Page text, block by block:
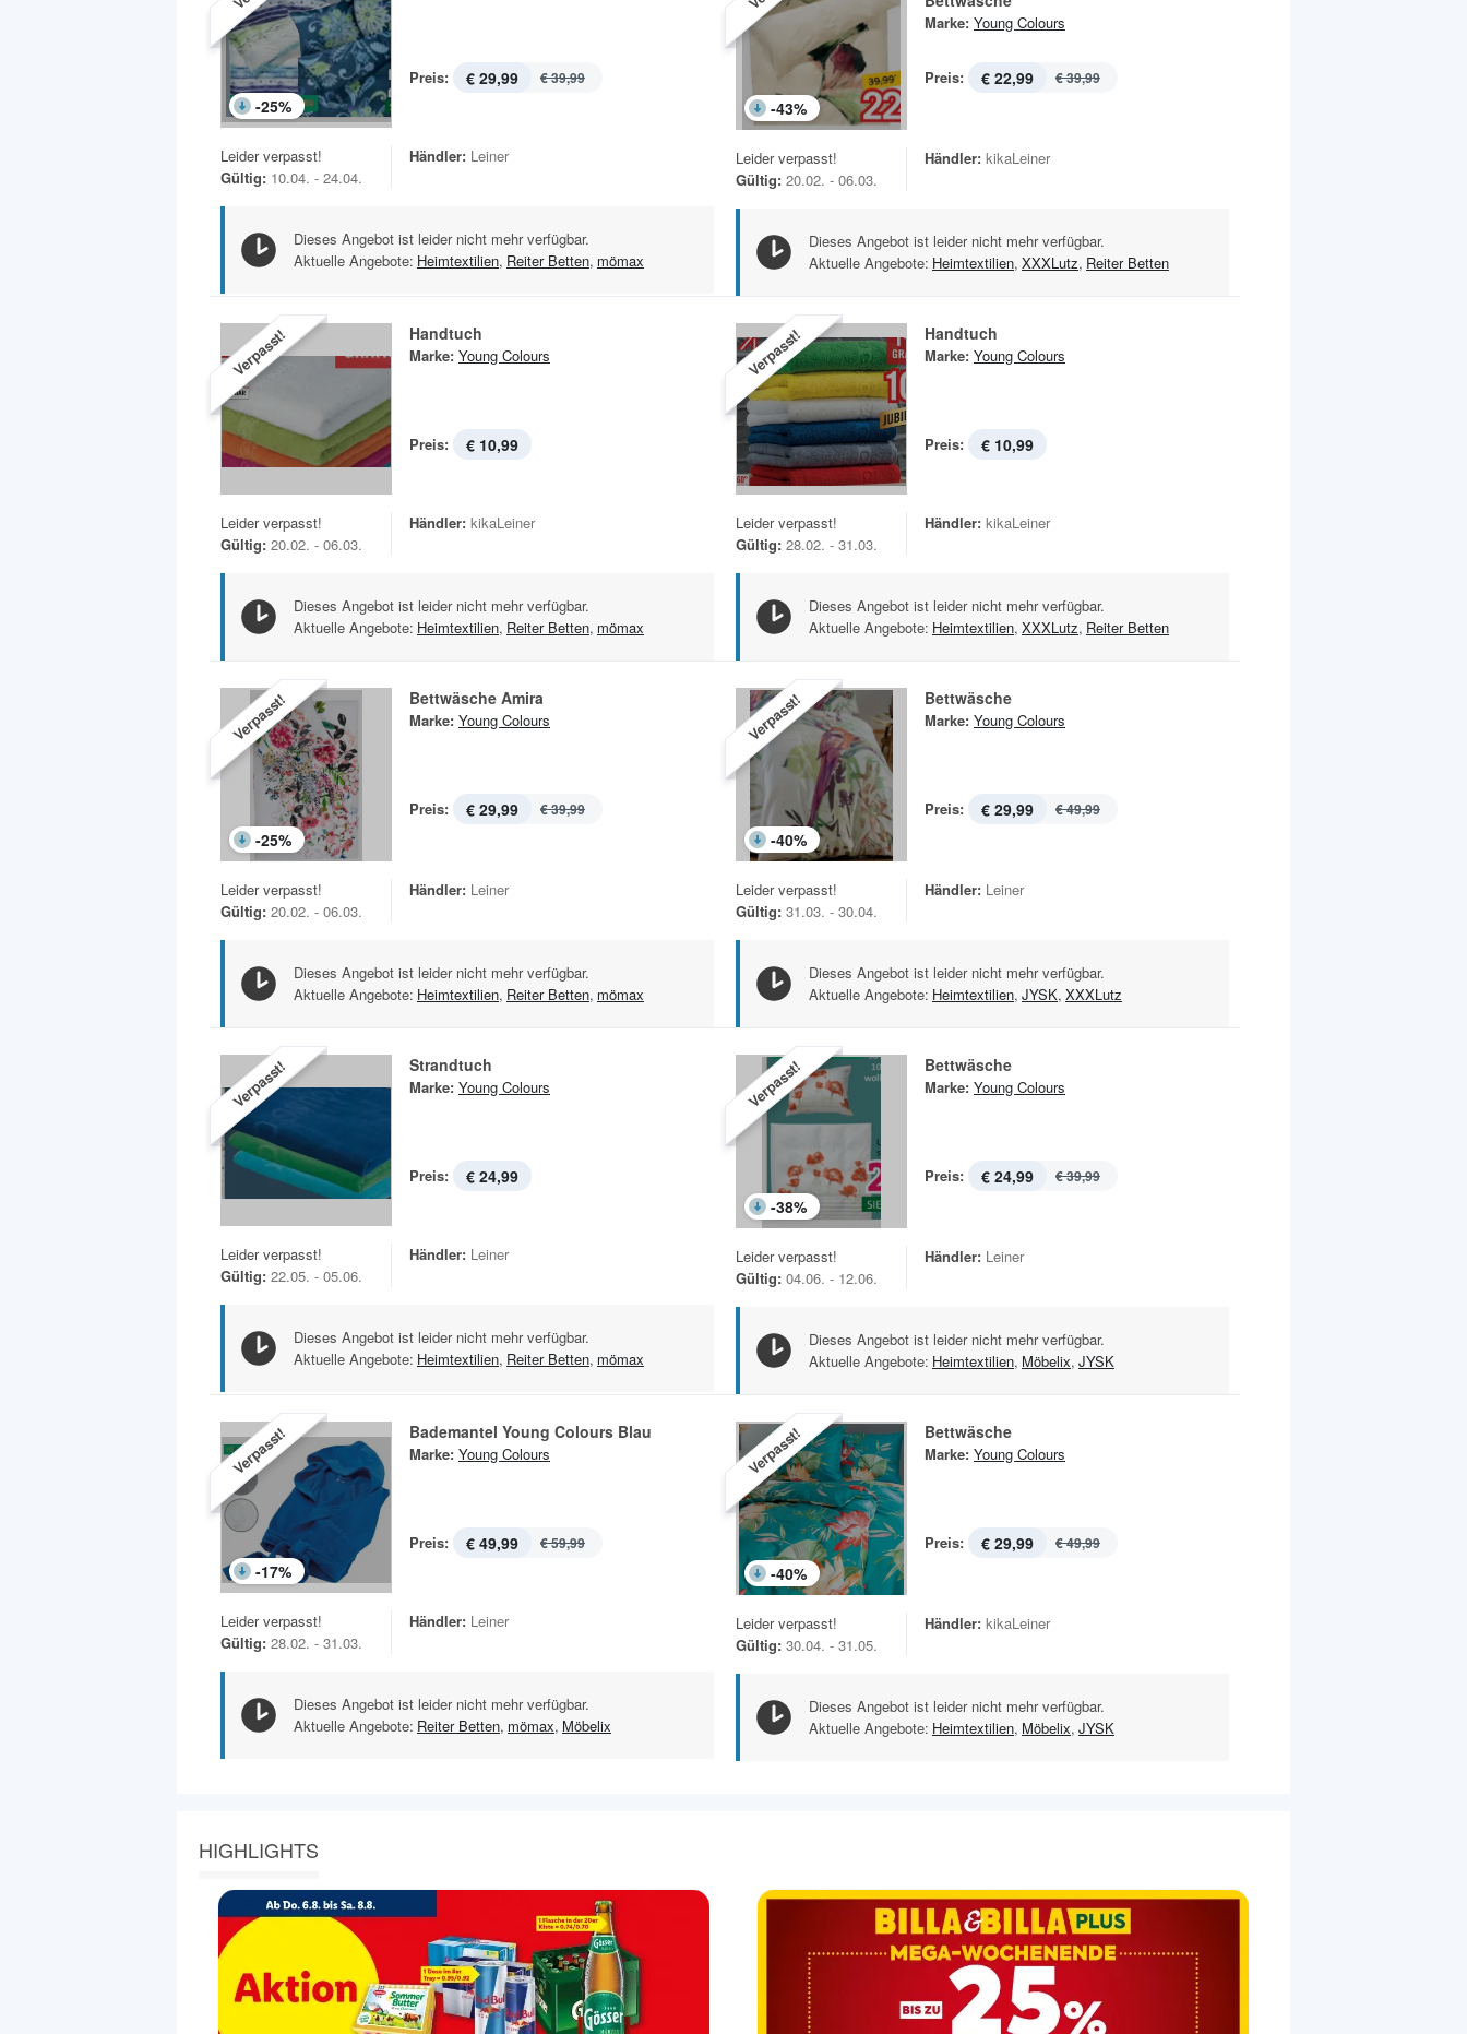
-25%
Preis: € 29,99 € 39,99
Leider verpasst!
Gültig: 10.04. - 24.04.
Händler: Leiner
Dieses Angebot ist leider nicht mehr verfügbar.
Aktuelle Angebote: Heimtextilien, Reiter Betten, mömax
-43%
Marke: Young Colours
Preis: € 22,99 € 39,99
Leider verpasst!
Gültig: 20.02. - 06.03.
Händler: kikaLeiner
Dieses Angebot ist leider nicht mehr verfügbar.
Aktuelle Angebote: Heimtextilien, XXXLutz, Reiter Betten
Verpasst! Handtuch
Marke: Young Colours
Preis: € 10,99
Leider verpasst!
Gültig: 20.02. - 06.03.
Händler: kikaLeiner
Dieses Angebot ist leider nicht mehr verfügbar.
Aktuelle Angebote: Heimtextilien, Reiter Betten, mömax
Verpasst! Handtuch
Marke: Young Colours
Preis: € 10,99
Leider verpasst!
Gültig: 28.02. - 31.03.
Händler: kikaLeiner
Dieses Angebot ist leider nicht mehr verfügbar.
Aktuelle Angebote: Heimtextilien, XXXLutz, Reiter Betten
Verpasst!
-25%
Bettwäsche Amira
Marke: Young Colours
Preis: € 29,99 € 39,99
Leider verpasst!
Gültig: 20.02. - 06.03.
Händler: Leiner
Dieses Angebot ist leider nicht mehr verfügbar.
Aktuelle Angebote: Heimtextilien, Reiter Betten, mömax
Verpasst!
-40%
Bettwäsche
Marke: Young Colours
Preis: € 29,99 € 49,99
Leider verpasst!
Gültig: 31.03. - 30.04.
Händler: Leiner
Dieses Angebot ist leider nicht mehr verfügbar.
Aktuelle Angebote: Heimtextilien, JYSK, XXXLutz
Verpasst! Strandtuch
Marke: Young Colours
Preis: € 24,99
Leider verpasst!
Gültig: 22.05. - 05.06.
Händler: Leiner
Dieses Angebot ist leider nicht mehr verfügbar.
Aktuelle Angebote: Heimtextilien, Reiter Betten, mömax
Verpasst!
-38%
Bettwäsche
Marke: Young Colours
Preis: € 24,99 € 39,99
Leider verpasst!
Gültig: 04.06. - 12.06.
Händler: Leiner
Dieses Angebot ist leider nicht mehr verfügbar.
Aktuelle Angebote: Heimtextilien, Möbelix, JYSK
Verpasst!
-17%
Bademantel Young Colours Blau
Marke: Young Colours
Preis: € 49,99 € 59,99
Leider verpasst!
Gültig: 28.02. - 31.03.
Händler: Leiner
Dieses Angebot ist leider nicht mehr verfügbar.
Aktuelle Angebote: Reiter Betten, mömax, Möbelix
Verpasst!
-40%
Bettwäsche
Marke: Young Colours
Preis: € 29,99 € 49,99
Leider verpasst!
Gültig: 30.04. - 31.05.
Händler: kikaLeiner
Dieses Angebot ist leider nicht mehr verfügbar.
Aktuelle Angebote: Heimtextilien, Möbelix, JYSK
HIGHLIGHTS